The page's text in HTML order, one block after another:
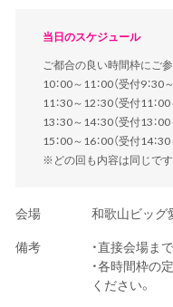
当日のスケジュール
ご都合の良い時間枠にご
10：00～11：00（受付9：30～
11：30～12：30（受付11：00
13：30～14：30（受付13：00
15：00～16：00（受付14：30
※どの回も内容は同じです
会場
和歌山ビッグ
備考
・直接会場ま
・各時間枠の
ください。